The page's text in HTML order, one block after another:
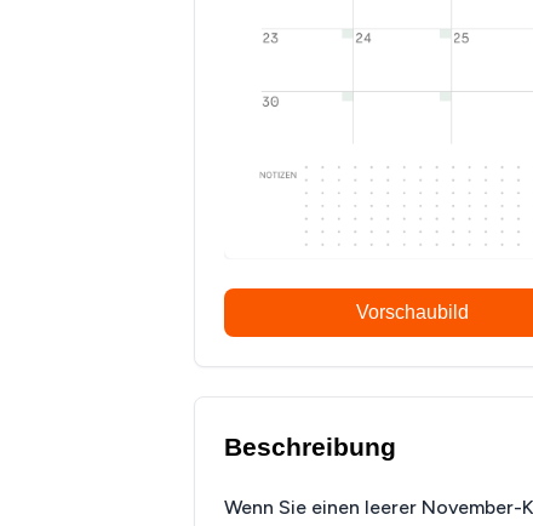
Vorschaubild
Beschreibung
Wenn Sie einen leerer